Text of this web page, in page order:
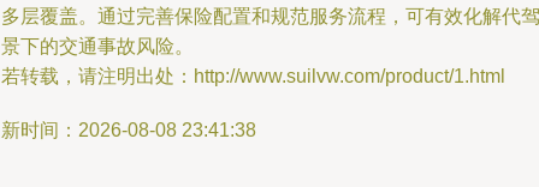
层覆盖。通过完善保险配置和规范服务流程，可有效化解代驾
下的交通事故风险。
转载，请注明出处：http://www.suilvw.com/product/1.html
时间：2026-08-08 23:41:38